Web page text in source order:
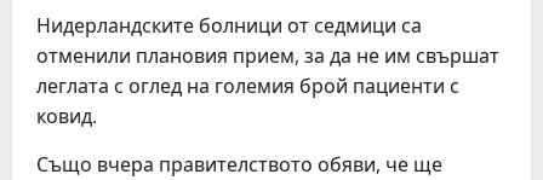
Нидерландските болници от седмици са
отменили плановия прием, за да не им свършат
леглата с оглед на големия брой пациенти с
ковид.
Също вчера правителството обяви, че ще